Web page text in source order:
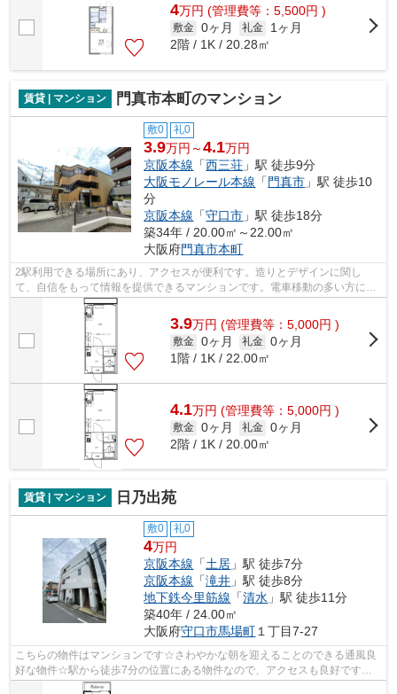
4万円 (管理費等：5,500円 )
敷金 0ヶ月 礼金
1ヶ月
2階 / 1K / 20.28㎡
賃貸 | マンション 門真市本町のマンション
敷0 礼0
3.9万円～4.1万円
京阪本線 「西三荘 」駅 徒歩9分
大阪モノレール本線 「門真市 」駅 徒歩10
分
京阪本線 「守口市 」駅 徒歩18分
築34年 / 20.00㎡～22.00㎡
大阪府門真市本町
2駅利用できる場所にあり、アクセスが便利です。造りとデザインに関し
て、自信をもって情報を提供できるマンションです。電車移動の多い方に嬉
しい駅から徒歩9分の物件です。賃貸住宅...
3.9万円 (管理費等：5,000円 )
敷金 0ヶ月 礼金 0ヶ月
1階 / 1K / 22.00㎡
4.1万円 (管理費等：5,000円 )
敷金 0ヶ月 礼金 0ヶ月
2階 / 1K / 20.00㎡
賃貸 | マンション 日乃出苑
敷0 礼0
4万円
京阪本線 「土居 」駅 徒歩7分
京阪本線 「滝井 」駅 徒歩8分
地下鉄今里筋線 「清水 」駅 徒歩11分
築40年 / 24.00㎡
大阪府守口市馬場町１丁目7-27
こちらの物件はマンションです☆さわやかな朝を迎えることのできる通風良
好な物件☆駅から徒歩7分の位置にある物件なので、アクセスも良好です☆
こちらは初期費用をカードでお支払いいた...